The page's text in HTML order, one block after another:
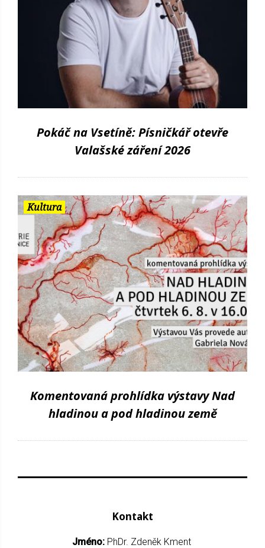
Pokáč na Vsetíně: Písničkář otevře
Valašské záření 2026
Kultura
Komentovaná prohlídka výstavy Nad
hladinou a pod hladinou země
Kontakt
Jméno: PhDr. Zdeněk Kment